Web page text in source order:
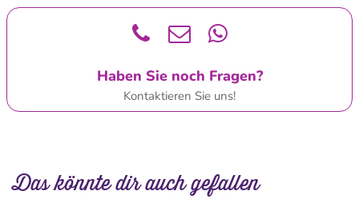
Haben Sie noch Fragen?
Kontaktieren Sie uns!
Das könnte dir auch gefallen